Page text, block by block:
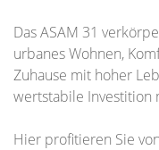
Das ASAM 31
urbanes Wohnen,
Zuhause mit hoher
wertstabile Investition
Hier profitieren Sie